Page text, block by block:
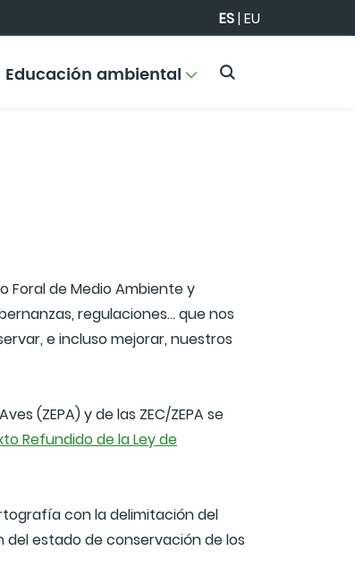
ES|EU
Educación ambiental
Foral de Medio Ambiente y
regulaciones… que nos
e incluso mejorar, nuestros
(ZEPA) y de las ZEC/ZEPA se
Refundido de la Ley de
con la delimitación del
estado de conservación de los